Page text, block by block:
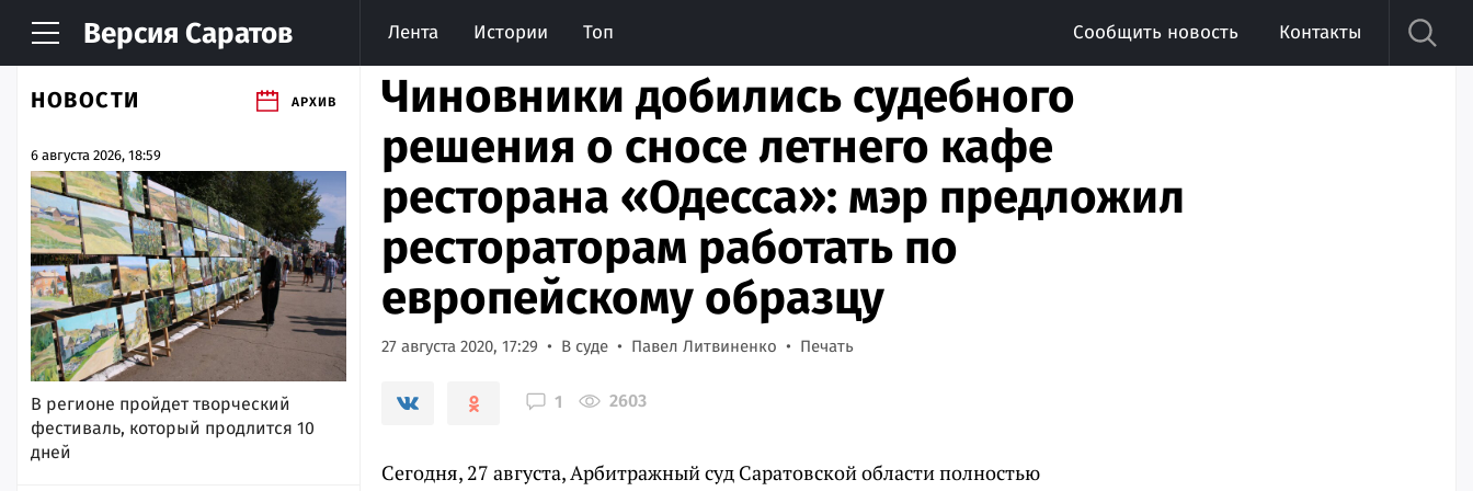
Версия Саратов Лента Истории Топ Сообщить новость Контакты
НОВОСТИ АРХИВ
6 августа 2026, 18:59
В регионе пройдет творческий
фестиваль, который продлится 10
дней
Чиновники добились судебного
решения о сносе летнего кафе
ресторана «Одесса»: мэр предложил
рестораторам работать по
европейскому образцу
27 августа 2020, 17:29 В суде Павел Литвиненко Печать
1 2603
Сегодня, 27 августа, Арбитражный суд Саратовской области полностью